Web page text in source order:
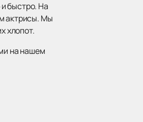
быстро. На
актрисы. Мы
хлопот.
на нашем